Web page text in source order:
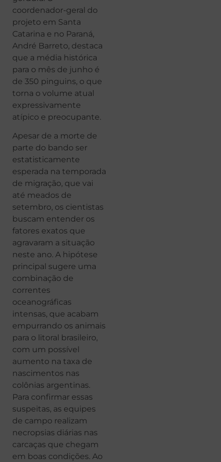
coordenador-geral do
projeto em Santa
Catarina e no Paraná,
André Barreto, destaca
que a média histórica
para o mês de junho é
de 350 pinguins, o que
torna o volume atual
expressivamente
atípico e preocupante.
Apesar de a morte de
parte do bando ser
estatisticamente
esperada na temporada
de migração, que vai
até meados de
setembro, os cientistas
buscam entender os
fatores exatos que
agravaram a situação
neste ano. A hipótese
principal sugere uma
combinação de
correntes
oceanográficas
intensas, que acabam
empurrando os animais
para o litoral brasileiro,
com um possível
aumento na taxa de
nascimentos nas
colônias argentinas.
Para confirmar essas
suspeitas, as equipes
de campo realizam
necropsias diárias nas
carcaças que chegam
em boas condições. Ao